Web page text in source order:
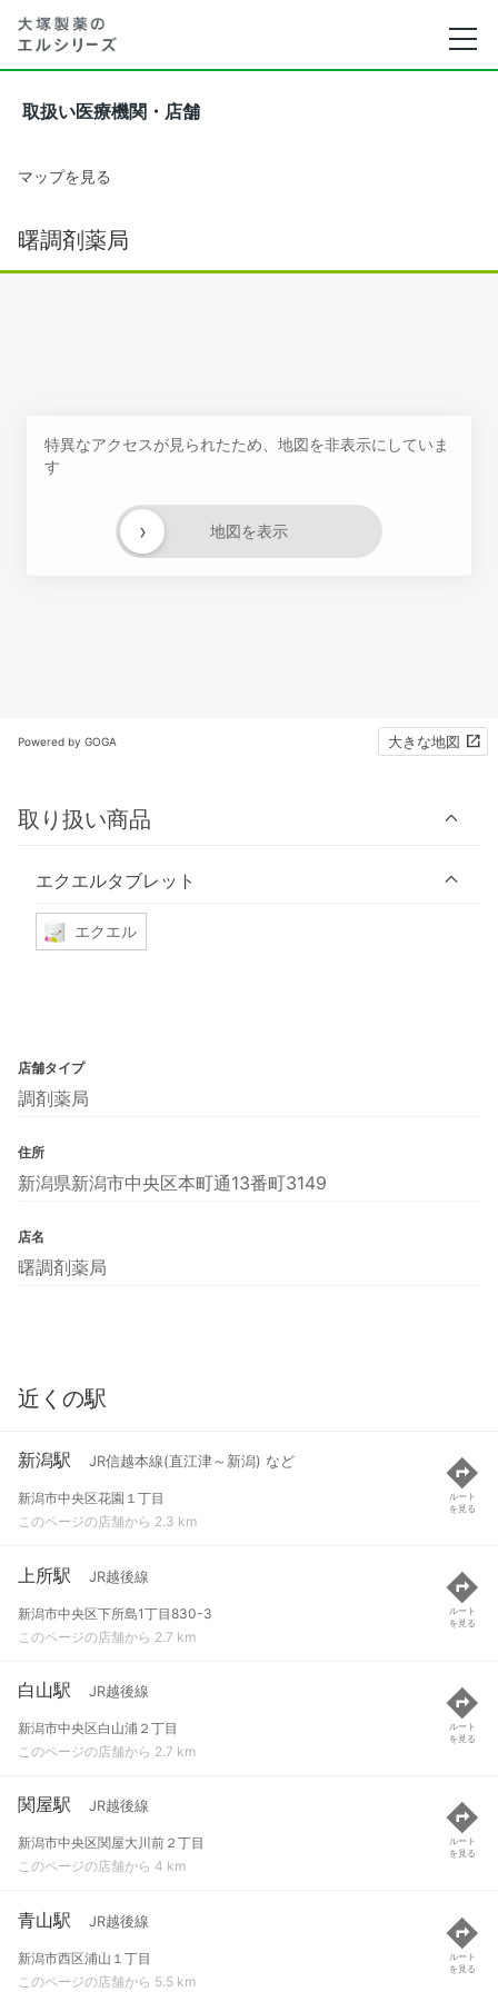
取扱い医療機関・店舗
マップを見る
曙調剤薬局
特異なアクセスが見られたため、地図を非表示にしていま
す
地図を表示
›
Powered by GOGA 大きな地図
取り扱い商品
エクエルタブレット
エクエル
店舗タイプ
調剤薬局
住所
新潟県新潟市中央区本町通13番町3149
店名
曙調剤薬局
近くの駅
新潟駅 JR信越本線(直江津～新潟) など
新潟市中央区花園１丁目
このページの店舗から 2.3 km
ルート
を見る
上所駅 JR越後線
新潟市中央区下所島1丁目830-3
このページの店舗から 2.7 km
ルート
を見る
白山駅 JR越後線
新潟市中央区白山浦２丁目
このページの店舗から 2.7 km
ルート
を見る
関屋駅 JR越後線
新潟市中央区関屋大川前２丁目
このページの店舗から 4 km
ルート
を見る
青山駅 JR越後線
新潟市西区浦山１丁目
このページの店舗から 5.5 km
ルート
を見る